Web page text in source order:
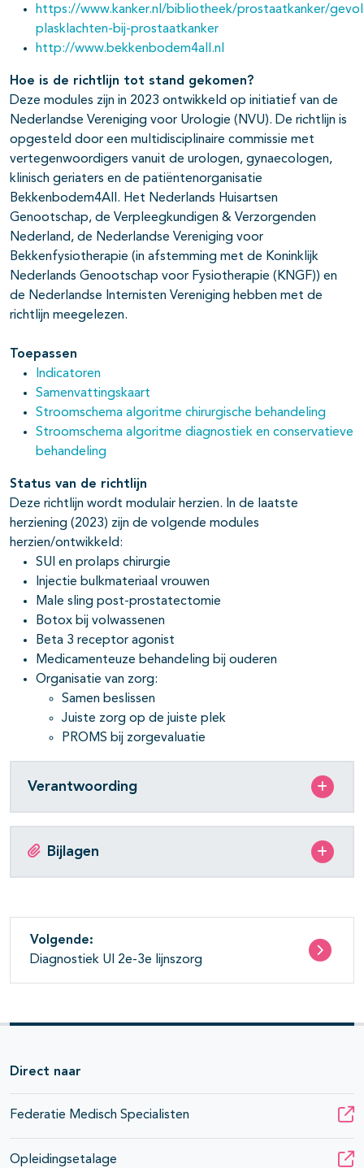
https://www.kanker.nl/bibliotheek/prostaatkanker/
plasklachten-bij-prostaatkanker
http://www.bekkenbodem4all.nl
Hoe is de richtlijn tot stand gekomen?
Deze modules zijn in 2023 ontwikkeld op initiatief van de
Nederlandse Vereniging voor Urologie (NVU). De richtlijn is
opgesteld door een multidisciplinaire commissie met
vertegenwoordigers vanuit de urologen, gynaecologen,
klinisch geriaters en de patiëntenorganisatie
Bekkenbodem4All. Het Nederlands Huisartsen
Genootschap, de Verpleegkundigen & Verzorgenden
Nederland, de Nederlandse Vereniging voor
Bekkenfysiotherapie (in afstemming met de Koninklijk
Nederlands Genootschap voor Fysiotherapie (KNGF)) en
de Nederlandse Internisten Vereniging hebben met de
richtlijn meegelezen.
Toepassen
Indicatoren
Samenvattingskaart
Stroomschema algoritme chirurgische behandeling
Stroomschema algoritme diagnostiek en conservatieve
behandeling
Status van de richtlijn
Deze richtlijn wordt modulair herzien. In de laatste
herziening (2023) zijn de volgende modules
herzien/ontwikkeld:
SUI en prolaps chirurgie
Injectie bulkmateriaal vrouwen
Male sling post-prostatectomie
Botox bij volwassenen
Beta 3 receptor agonist
Medicamenteuze behandeling bij ouderen
Organisatie van zorg:
Samen beslissen
Juiste zorg op de juiste plek
PROMS bij zorgevaluatie
Verantwoording
Bijlagen
Volgende:
Diagnostiek UI 2e-3e lijnszorg
Direct naar
Federatie Medisch Specialisten
Opleidingsetalage